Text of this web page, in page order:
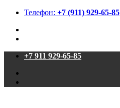
Телефон: +7 (911) 929-65-85
+7 911 929-65-85